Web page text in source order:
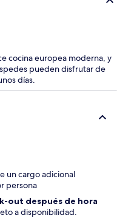
cocina europea moderna, y
pueden disfrutar de
días.
un cargo adicional
persona
out después de hora
a disponibilidad.